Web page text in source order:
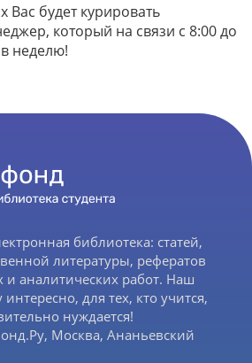
Вас будет курировать
который на связи с 8:00 до
неделю!
библиотека: статей,
литературы, рефератов
и аналитических работ. Наш
для тех, кто учится,
нуждается!
Москва, Ананьевский